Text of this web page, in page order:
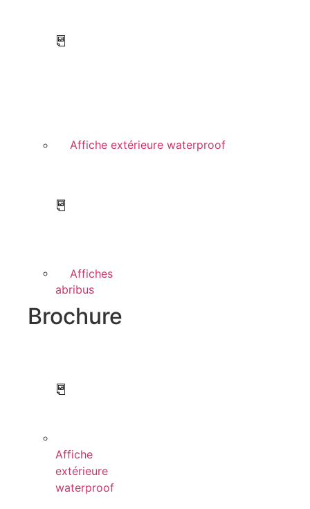
Affiches
abribus
Brochure
Affiche
extérieure
waterproof
Affiche extérieure waterproof